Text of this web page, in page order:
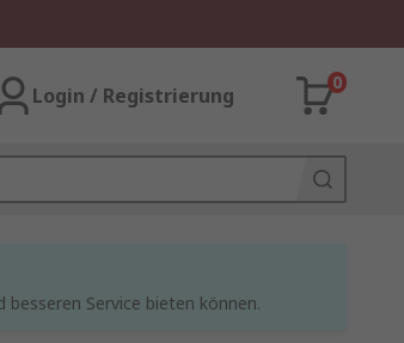
Login / Registrierung
0
Service bieten können.